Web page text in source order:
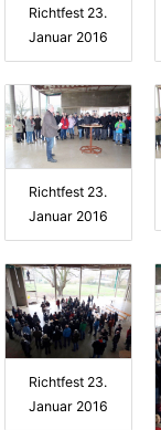
Richtfest 23.
Januar 2016
Richtfest 23.
Januar 2016
Richtfest 23.
Januar 2016